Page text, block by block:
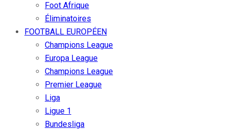
Foot Afrique
Éliminatoires
FOOTBALL EUROPÉEN
Champions League
Europa League
Champions League
Premier League
Liga
Ligue 1
Bundesliga